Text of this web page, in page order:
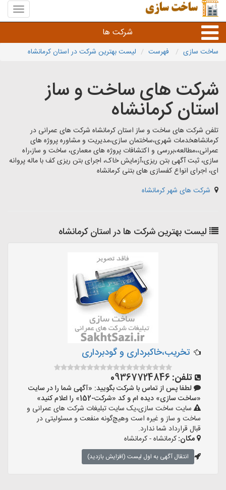
منوی
سایت
سازی
شرکت ها
خدمات عمرانی و شهری
سایر خدمات عمرانی
ساخت سازی فهرست لیست بهترین شرکت در استان کرمانشاه
شرکت های ساخت و ساز
استان کرمانشاه
تلفن شرکت های ساخت و ساز استان کرمانشاه شرکت های عمرانی در
کرمانشاهخدمات شهری،ساختمان سازی،مدیریت و مشاوره پروژه های
عمرانی،،مطالعه،بررسی و اکتشافات پروژه های معماری، ساخت و ساز،راه
سازی، ثبت آگهی بتن ریزی،آزمایش خاک، اجرای بتن ریزی کف با ماله پروانه
ای، اجرای انواع کفسازی های بتنی کرمانشاه
شرکت های شهر کرمانشاه
لیست بهترین شرکت ها در استان کرمانشاه
تخریب،خاکبرداری و گودبرداری
تلفن: 09367724846
لطفا پس از تماس با شرکت بگویید: «آگهی شما را در سایت
«ساخت سازی» دیده ام و کد «شرکت-152» را اعلام کنید»
سایت ساخت سازی،یک سایت تبلیغات شرکت های عمرانی و
ساخت و ساز و غیره است وهیچ‌گونه منفعت و مسئولیتی در
قبال قرارداد شما ندارد.
مکان:کرمانشاه - کرمانشاه
انتقال آگهی به اول لیست (افزایش بازدید)